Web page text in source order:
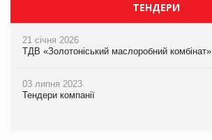
ТЕНДЕРИ
21 січня 2026
ТДВ «Золотоніський маслоробний комбінат»
03 липня 2023
Тендери компанії